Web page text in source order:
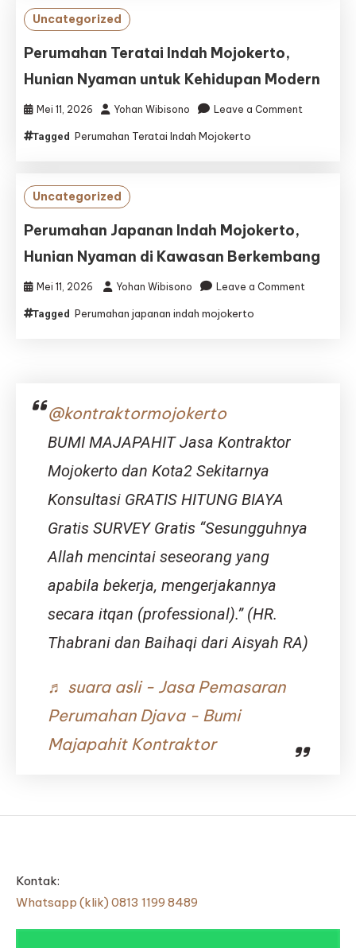
Modern
Uncategorized
Perumahan Teratai Indah Mojokerto,
Hunian Nyaman untuk Kehidupan Modern
Mei 11, 2026 Yohan Wibisono Leave a Comment
Modern
Tagged Perumahan Teratai Indah Mojokerto
Uncategorized
Perumahan Japanan Indah Mojokerto,
Hunian Nyaman di Kawasan Berkembang
Mei 11, 2026 Yohan Wibisono Leave a Comment
Tagged Perumahan japanan indah mojokerto
@kontraktormojokerto
BUMI MAJAPAHIT Jasa Kontraktor
Mojokerto dan Kota2 Sekitarnya
Konsultasi GRATIS HITUNG BIAYA
Gratis SURVEY Gratis “Sesungguhnya
Allah mencintai seseorang yang
apabila bekerja, mengerjakannya
secara itqan (professional).” (HR.
Thabrani dan Baihaqi dari Aisyah RA)
♬ suara asli - Jasa Pemasaran
Perumahan Djava - Bumi
Majapahit Kontraktor
Kontak:
Whatsapp (klik) 0813 1199 8489